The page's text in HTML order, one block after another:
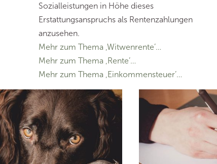
Sozialleistungen in Höhe dieses
Erstattungsanspruchs als Rentenzahlungen
anzusehen.
Mehr zum Thema ‚Witwenrente’…
Mehr zum Thema ‚Rente’…
Mehr zum Thema ‚Einkommensteuer’…